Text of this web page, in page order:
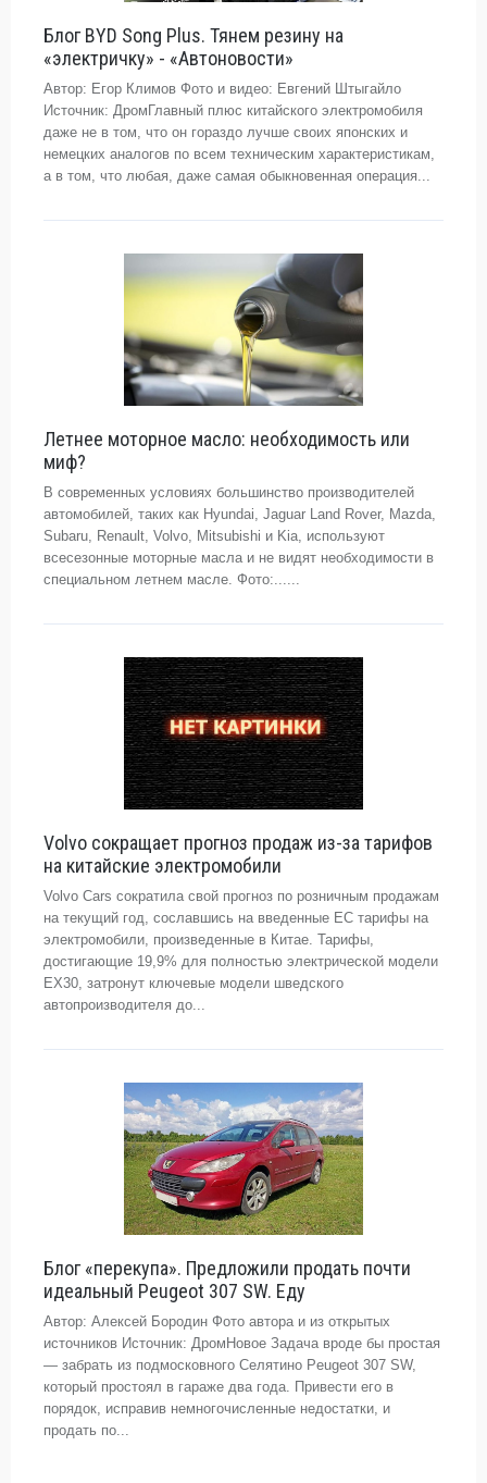
Блог BYD Song Plus. Тянем резину на
«электричку» - «Автоновости»
Автор: Егор Климов Фото и видео: Евгений Штыгайло
Источник: ДромГлавный плюс китайского электромобиля
даже не в том, что он гораздо лучше своих японских и
немецких аналогов по всем техническим характеристикам,
а в том, что любая, даже самая обыкновенная операция...
Летнее моторное масло: необходимость или
миф?
В современных условиях большинство производителей
автомобилей, таких как Hyundai, Jaguar Land Rover, Mazda,
Subaru, Renault, Volvo, Mitsubishi и Kia, используют
всесезонные моторные масла и не видят необходимости в
специальном летнем масле. Фото:......
Volvo сокращает прогноз продаж из-за тарифов
на китайские электромобили
Volvo Cars сократила свой прогноз по розничным продажам
на текущий год, сославшись на введенные ЕС тарифы на
электромобили, произведенные в Китае. Тарифы,
достигающие 19,9% для полностью электрической модели
EX30, затронут ключевые модели шведского
автопроизводителя до...
Блог «перекупа». Предложили продать почти
идеальный Peugeot 307 SW. Еду
Автор: Алексей Бородин Фото автора и из открытых
источников Источник: ДромНовое Задача вроде бы простая
— забрать из подмосковного Селятино Peugeot 307 SW,
который простоял в гараже два года. Привести его в
порядок, исправив немногочисленные недостатки, и
продать по...